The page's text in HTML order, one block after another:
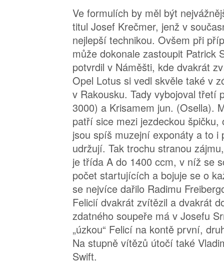
Ve formulích by měl být
titul Josef Krečmer, jenž v
nejlepší technikou. Ovšem při
může dokonale zastoupit Patrick
potvrdil v Náměšti, kde dvakrát
Opel Lotus si vedl skvěle také v
v Rakousku. Tady vybojoval třetí
3000) a Krisamem jun. (Osella).
patří sice mezi jezdeckou špičku,
jsou spíš muzejní exponáty a to i
udržují. Tak trochu stranou
je třída A do 1400 ccm, v níž se
počet startujících a bojuje se o
se nejvíce dařilo Radimu
Felicií dvakrát zvítězil a dvakrát
zdatného soupeře má v Josefu
„úzkou“ Felicí na kontě první,
Na stupně vítězů útočí také
Swift.